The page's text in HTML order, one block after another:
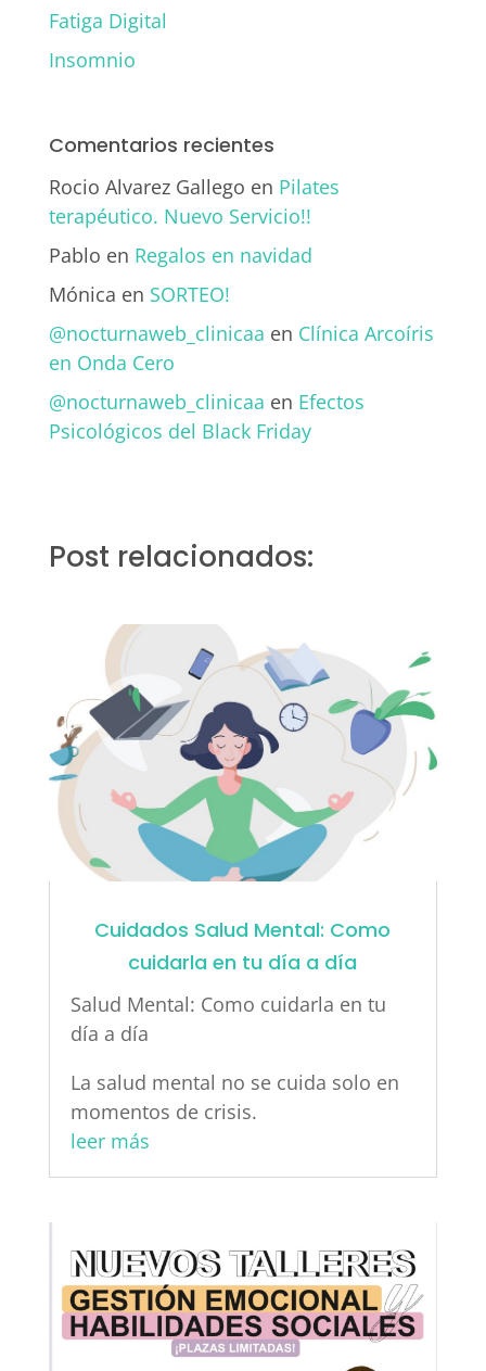
Fatiga Digital
Insomnio
Comentarios recientes
Rocio Alvarez Gallego en Pilates
terapéutico. Nuevo Servicio!!
Pablo en Regalos en navidad
Mónica en SORTEO!
@nocturnaweb_clinicaa en Clínica Arcoíris
en Onda Cero
@nocturnaweb_clinicaa en Efectos
Psicológicos del Black Friday
Post relacionados:
Cuidados Salud Mental: Como
cuidarla en tu día a día
Salud Mental: Como cuidarla en tu
día a día
La salud mental no se cuida solo en
momentos de crisis.
leer más